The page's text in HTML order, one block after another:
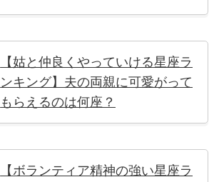
【姑と仲良くやっていける星座ラ
ンキング】夫の両親に可愛がって
もらえるのは何座？
【ボランティア精神の強い星座ラ